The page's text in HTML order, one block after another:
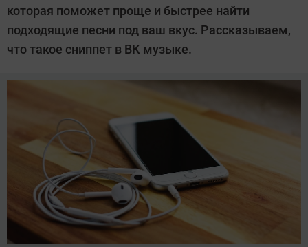
которая поможет проще и быстрее найти
подходящие песни под ваш вкус. Рассказываем,
что такое сниппет в ВК музыке.